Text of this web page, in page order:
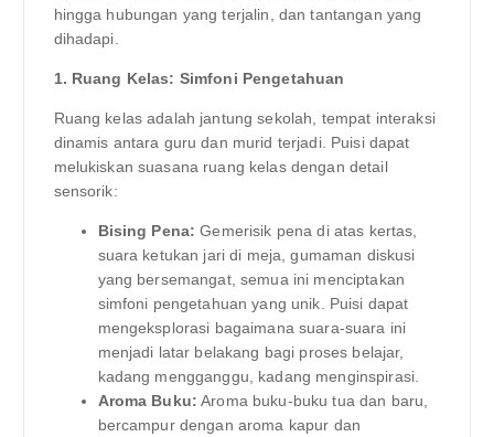
hingga hubungan yang terjalin, dan tantangan yang
dihadapi.
1. Ruang Kelas: Simfoni Pengetahuan
Ruang kelas adalah jantung sekolah, tempat interaksi
dinamis antara guru dan murid terjadi. Puisi dapat
melukiskan suasana ruang kelas dengan detail
sensorik:
Bising Pena: Gemerisik pena di atas kertas,
suara ketukan jari di meja, gumaman diskusi
yang bersemangat, semua ini menciptakan
simfoni pengetahuan yang unik. Puisi dapat
mengeksplorasi bagaimana suara-suara ini
menjadi latar belakang bagi proses belajar,
kadang mengganggu, kadang menginspirasi.
Aroma Buku: Aroma buku-buku tua dan baru,
bercampur dengan aroma kapur dan